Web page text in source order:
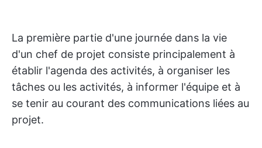
La première partie d'une journée dans la vie
d'un chef de projet consiste principalement à
établir l'agenda des activités, à organiser les
tâches ou les activités, à informer l'équipe et à
se tenir au courant des communications liées au
projet.